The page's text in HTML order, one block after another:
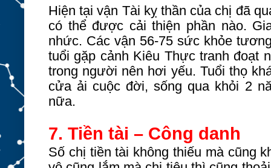
Hiện tại vận Tài kỵ thần của chị đã
có thể được cải thiện phần nào.
nhức. Các vận 56-75 sức khỏe
tuổi gặp cảnh Kiêu Thực tranh đoạt
trong người nên hơi yếu. Tuổi thọ
cửa ải cuộc đời, sống qua khỏi 2
nữa.
7. Tiền tài – Công danh
Số chị tiền tài không thiếu mà cũng